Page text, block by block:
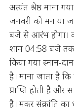
अत्यंत श्रेष्ठ माना
जनवरी को मनाया
बजे से आरंभ होगा।
शाम 04:58 बजे तक
किया गया स्नान-
है। माना जाता है
प्राप्ति होती है
है। मकर संक्रांति का